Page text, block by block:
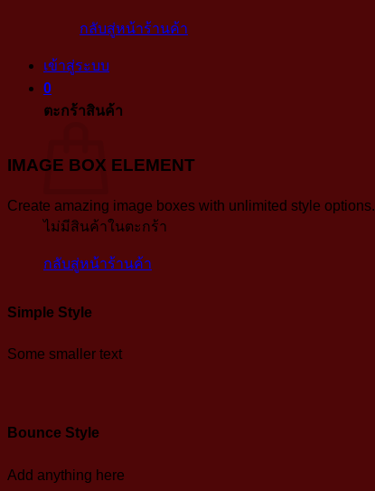
กลับสู่หน้าร้านค้า
เข้าสู่ระบบ
0
ตะกร้าสินค้า
ไม่มีสินค้าในตะกร้า
กลับสู่หน้าร้านค้า
IMAGE BOX ELEMENT
Create amazing image boxes with unlimited style options.
Simple Style
Some smaller text
Bounce Style
Add anything here